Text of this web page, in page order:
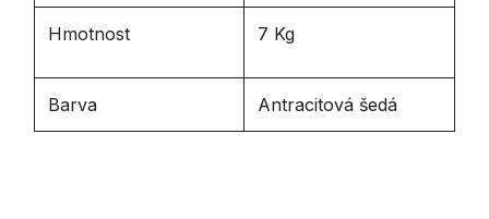
Hmotnost 7 Kg
Barva Antracitová šedá